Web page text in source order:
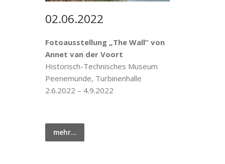
02.06.2022
Fotoausstellung „The Wall“ von
Annet van der Voort
Historisch-Technisches Museum
Peenemünde, Turbinenhalle
2.6.2022 – 4.9.2022
mehr…